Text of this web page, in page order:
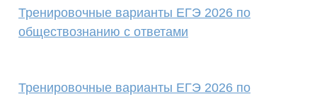
Тренировочные варианты ЕГЭ 2026 по
обществознанию с ответами
Тренировочные варианты ЕГЭ 2026 по